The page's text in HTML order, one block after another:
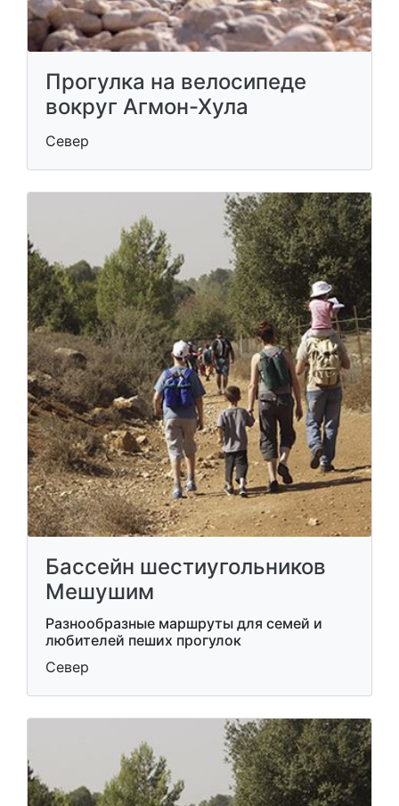
Прогулка на велосипеде
вокруг Агмон-Хула
Север
Бассейн шестиугольников
Мешушим
Разнообразные маршруты для семей и
любителей пеших прогулок
Север